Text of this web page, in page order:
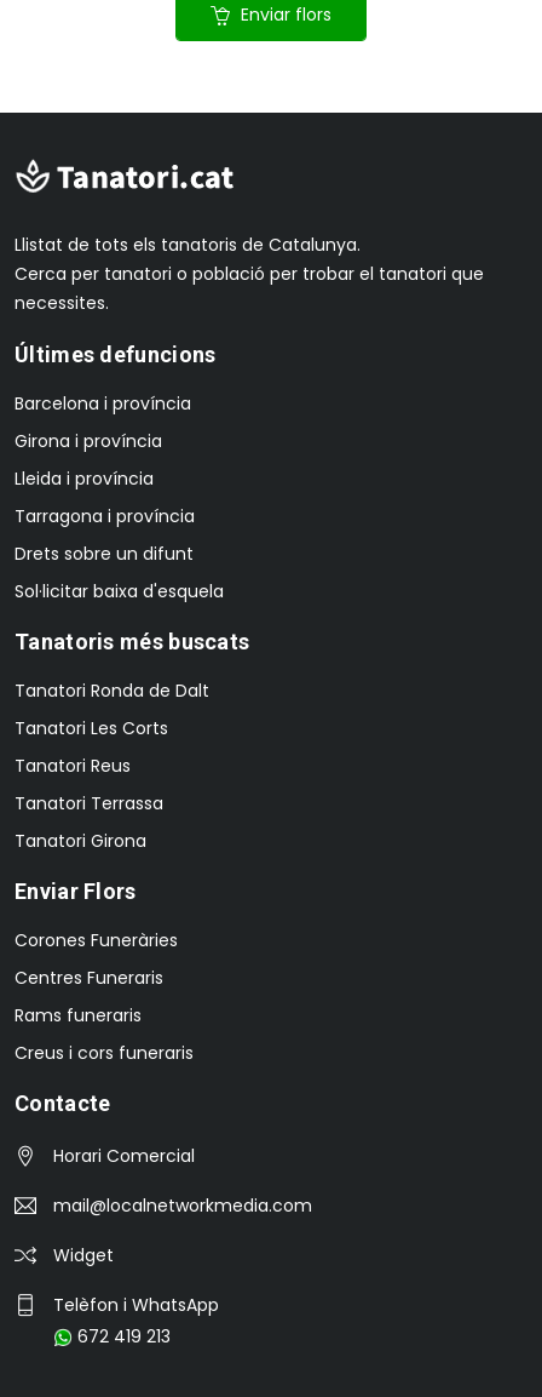
Enviar flors
Llistat de tots els tanatoris de Catalunya.
Cerca per tanatori o població per trobar el tanatori que
necessites.
Últimes defuncions
Barcelona i província
Girona i província
Lleida i província
Tarragona i província
Drets sobre un difunt
Sol·licitar baixa d'esquela
Tanatoris més buscats
Tanatori Ronda de Dalt
Tanatori Les Corts
Tanatori Reus
Tanatori Terrassa
Tanatori Girona
Enviar Flors
Corones Funeràries
Centres Funeraris
Rams funeraris
Creus i cors funeraris
Contacte
Horari Comercial
mail@localnetworkmedia.com
Widget
Telèfon i WhatsApp
672 419 213